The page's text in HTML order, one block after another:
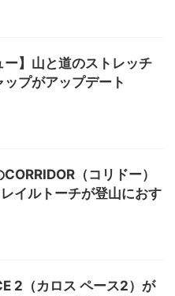
ー】山と道のストレッチ
プがアップデート
（コリドー）
イルトーチが登山におす
2（カロス ペース2）が